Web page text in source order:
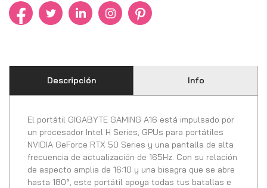
Descripción Info
El portátil GIGABYTE GAMING A16 está impulsado por
un procesador Intel H Series, GPUs para portátiles
NVIDIA GeForce RTX 50 Series y una pantalla de alta
frecuencia de actualización de 165Hz. Con su relación
de aspecto amplia de 16:10 y una bisagra que se abre
hasta 180°, este portátil apoya todas tus batallas e